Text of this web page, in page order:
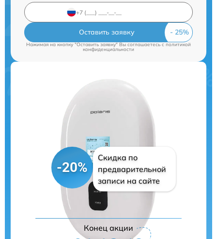
Оставить заявку
Нажимая на кнопку "Оставить заявку" Вы соглашаетесь cполитикой
конфиденциальности
-20%
Скидка по
предварительной
записи на сайте
Конец акции